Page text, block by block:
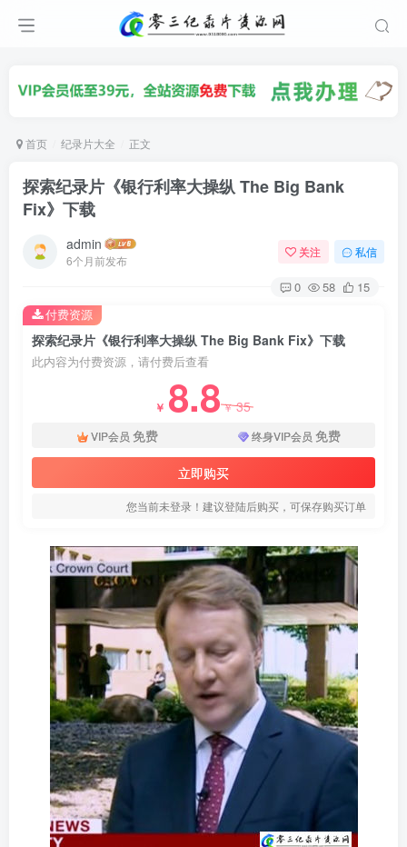
首页 纪录片大全 正文
探索纪录片《银行利率大操纵 The Big Bank
Fix》下载
admin
6个月前发布
关注 私信
0 58 15
探索纪录片《银行利率大操纵 The Big Bank Fix》下载
此内容为付费资源，请付费后查看
￥ 8.8￥35
VIP会员 免费 终身VIP会员 免费
立即购买
您当前未登录！建议登陆后购买，可保存购买订单
付费资源